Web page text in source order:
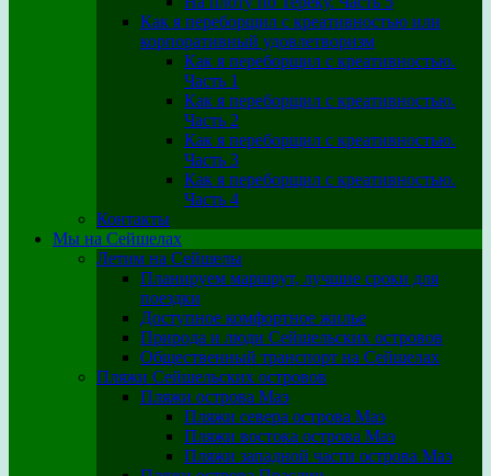
Как я переборщил с креативностью или
корпоративный удовлетворизм
Как я переборщил с креативностью.
Часть 1
Как я переборщил с креативностью.
Часть 2
Как я переборщил с креативностью.
Часть 3
Как я переборщил с креативностью.
Часть 4
Контакты
Мы на Сейшелах
Летим на Сейшелы
Планируем маршрут, лучшие сроки для
поездки
Доступное комфортное жилье
Природа и люди Сейшельских островов
Общественный транспорт на Сейшелах
Пляжи Сейшельских островов
Пляжи острова Маэ
Пляжи севера острова Маэ
Пляжи востока острова Маэ
Пляжи западной части острова Маэ